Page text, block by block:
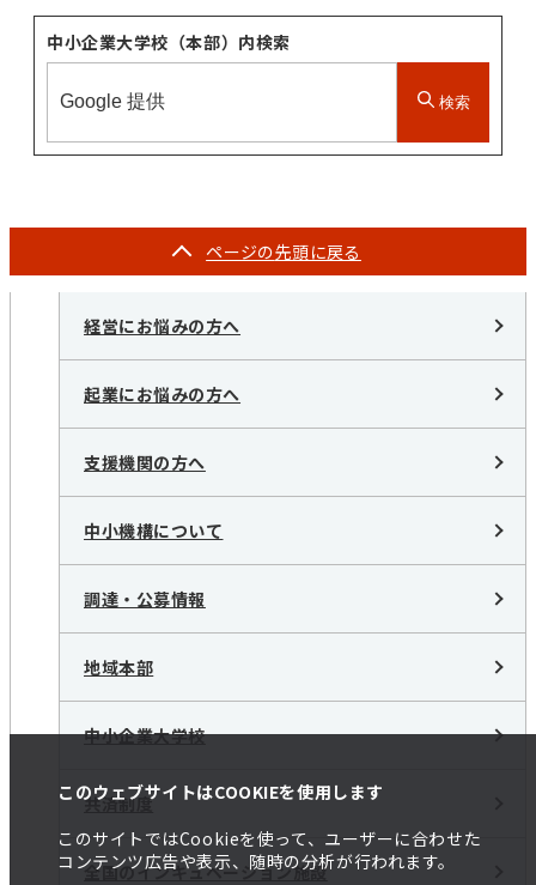
このウェブサイトはCOOKIEを使用します
このサイトではCookieを使って、ユーザーに合わせた
コンテンツ広告や表示、随時の分析が行われます。
中小企業大学校（本部）内検索
検索
ページの先頭に戻る
経営にお悩みの方へ
起業にお悩みの方へ
支援機関の方へ
中小機構について
調達・公募情報
地域本部
中小企業大学校
共済制度
全国のインキュベーション施設